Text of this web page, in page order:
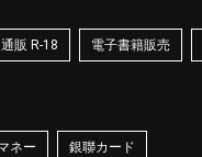
販 R-18 電子書籍販売
ネー 銀聯カード